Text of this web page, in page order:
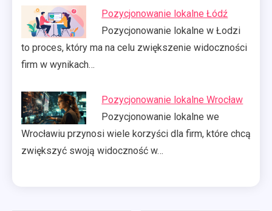
Pozycjonowanie lokalne Łódź
Pozycjonowanie lokalne w Łodzi
to proces, który ma na celu zwiększenie widoczności
firm w wynikach…
Pozycjonowanie lokalne Wrocław
Pozycjonowanie lokalne we
Wrocławiu przynosi wiele korzyści dla firm, które chcą
zwiększyć swoją widoczność w…